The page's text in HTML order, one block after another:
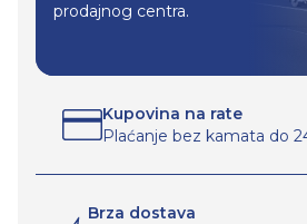
prodajnog centra.
Kupovina na rate
Plaćanje bez kamata do
Brza dostava